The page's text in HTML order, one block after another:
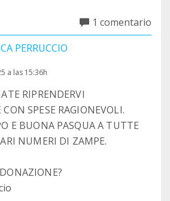
1 comentario
PERRUCCIO
a las 15:36h
RIPRENDERVI
SPESE RAGIONEVOLI.
E BUONA PASQUA A TUTTE
NUMERI DI ZAMPE.